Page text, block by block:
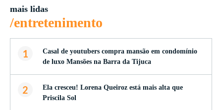
mais lidas
/entretenimento
1
Casal de youtubers compra mansão em condomínio
de luxo Mansões na Barra da Tijuca
2
Ela cresceu! Lorena Queiroz está mais alta que
Priscila Sol